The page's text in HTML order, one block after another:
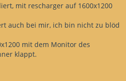
mit rescharger auf 1600x1200
auch bei mir, ich bin nicht zu blöd
mit dem Monitor des
klappt.